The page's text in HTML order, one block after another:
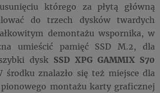
którego za płytą główną
do trzech dysków twardych
demontażu wspornika, w
umieścić pamięć SSD M.2, dla
dysk SSD XPG GAMMIX S70
środku znalazło się też miejsce dla
montażu karty graficznej